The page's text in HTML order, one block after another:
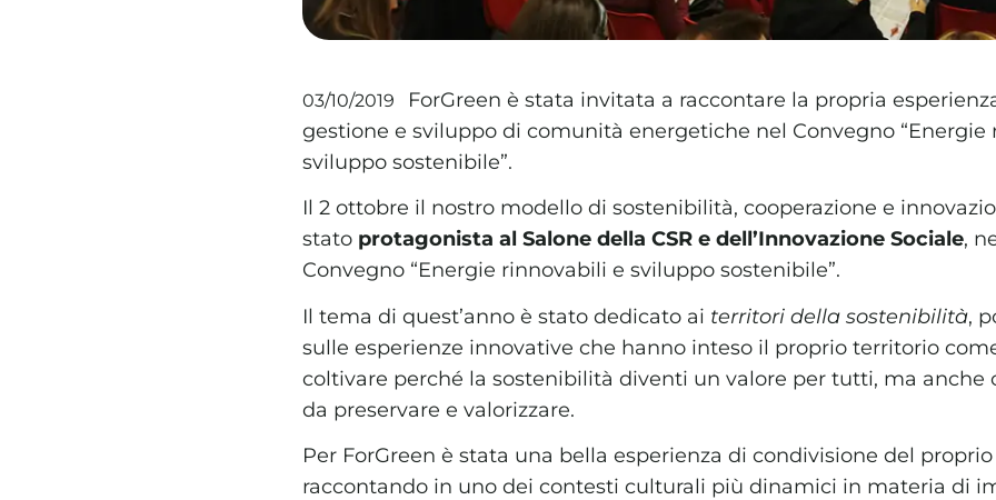
03/10/2019
ForGreen è stata invitata a raccontare la propria
gestione e sviluppo di comunità energetiche nel Convegno “Energie
sviluppo sostenibile”.
Il 2 ottobre il nostro modello di sostenibilità, cooperazione e
stato protagonista al Salone della CSR e dell’Innovazione Sociale,
Convegno “Energie rinnovabili e sviluppo sostenibile”.
Il tema di quest’anno è stato dedicato ai territori della sostenibilità,
sulle esperienze innovative che hanno inteso il proprio territorio
coltivare perché la sostenibilità diventi un valore per tutti, ma anche
da preservare e valorizzare.
Per ForGreen è stata una bella esperienza di condivisione del
raccontando in uno dei contesti culturali più dinamici in materia di